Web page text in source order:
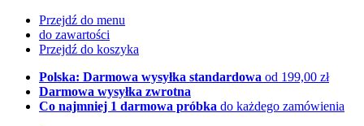
Przejdź do menu
do zawartości
Przejdź do koszyka
Polska: Darmowa wysyłka standardowa od 199,00 zł
Darmowa wysyłka zwrotna
Co najmniej 1 darmowa próbka do każdego zamówienia